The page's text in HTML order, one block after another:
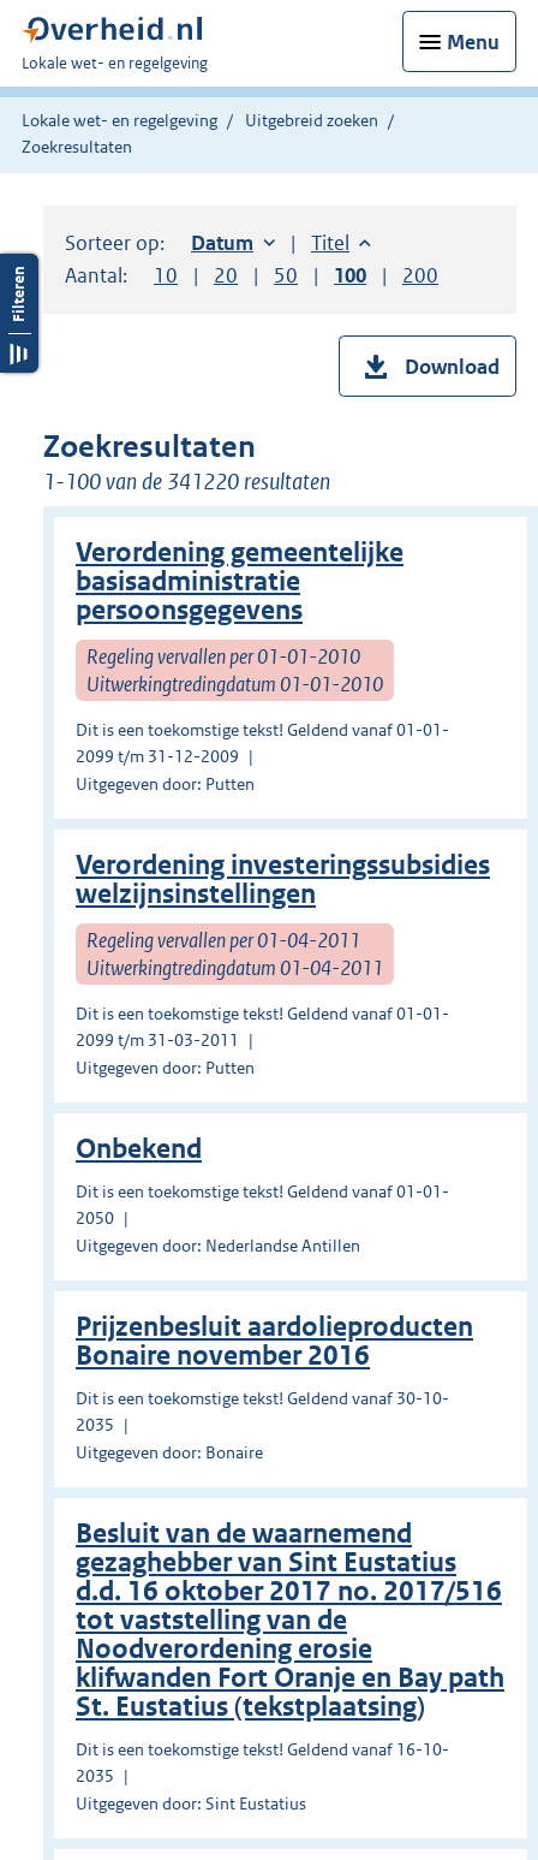
Menu
U
bent
hier:
Lokale wet- en regelgeving
Lokale wet- en regelgeving
Uitgebreid zoeken
Zoekresultaten
Sorteer op: Sorteer op:
Datum oplopendSorteer op:
Titel oplopend
Aantal:
Toon
10 resultaten per pagina
Toon
20 resultaten per pagina
Toon
50 resultaten per pagina
Toon
100 resultaten per
Toon
200
Download
Zoekresultaten
1-100 van de 341220 resultaten
Verordening gemeentelijke
basisadministratie
persoonsgegevens
Regeling vervallen per 01-01-2010
Uitwerkingtredingdatum 01-01-2010
Dit is een toekomstige tekst! Geldend vanaf 01-01-
2099 t/m 31-12-2009
Uitgegeven door: Putten
Verordening investeringssubsidies
welzijnsinstellingen
Regeling vervallen per 01-04-2011
Uitwerkingtredingdatum 01-04-2011
Dit is een toekomstige tekst! Geldend vanaf 01-01-
2099 t/m 31-03-2011
Uitgegeven door: Putten
Onbekend
Dit is een toekomstige tekst! Geldend vanaf 01-01-
2050
Uitgegeven door: Nederlandse Antillen
Prĳzenbesluit aardolieproducten
Bonaire november 2016
Dit is een toekomstige tekst! Geldend vanaf 30-10-
2035
Uitgegeven door: Bonaire
Besluit van de waarnemend
gezaghebber van Sint Eustatius
d.d. 16 oktober 2017 no. 2017/516
tot vaststelling van de
Noodverordening erosie
klifwanden Fort Oranje en Bay path
St. Eustatius (tekstplaatsing)
Dit is een toekomstige tekst! Geldend vanaf 16-10-
2035
Uitgegeven door: Sint Eustatius